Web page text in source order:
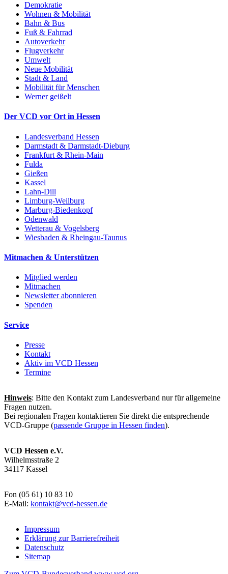
Demokratie
Wohnen & Mobilität
Bahn & Bus
Fuß & Fahrrad
Autoverkehr
Flugverkehr
Umwelt
Neue Mobilität
Stadt & Land
Mobilität für Menschen
Werner geißelt
Der VCD vor Ort in Hessen
Landesverband Hessen
Darmstadt & Darmstadt-Dieburg
Frankfurt & Rhein-Main
Fulda
Gießen
Kassel
Lahn-Dill
Limburg-Weilburg
Marburg-Biedenkopf
Odenwald
Wetterau & Vogelsberg
Wiesbaden & Rheingau-Taunus
Mitmachen & Unterstützen
Mitglied werden
Mitmachen
Newsletter abonnieren
Spenden
Service
Presse
Kontakt
Aktiv im VCD Hessen
Termine
Hinweis: Bitte den Kontakt zum Landesverband nur für allgemeine
Fragen nutzen.
Bei regionalen Fragen kontaktieren Sie direkt die entsprechende
VCD-Gruppe (passende Gruppe in Hessen finden).
VCD Hessen e.V.
Wilhelmsstraße 2
34117 Kassel
Fon (05 61) 10 83 10
E-Mail: kontakt@vcd-hessen.de
Impressum
Erklärung zur Barrierefreiheit
Datenschutz
Sitemap